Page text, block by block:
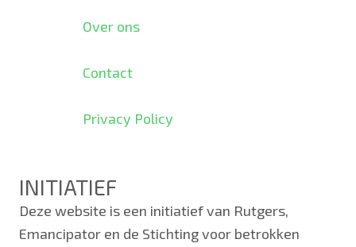
Over ons
Contact
Privacy Policy
INITIATIEF
Deze website is een initiatief van Rutgers,
Emancipator en de Stichting voor betrokken